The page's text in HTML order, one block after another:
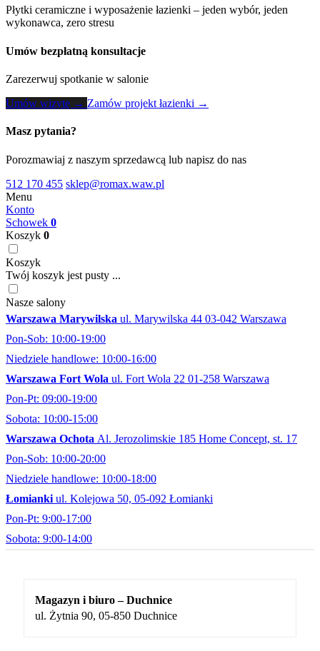
Płytki ceramiczne i wyposażenie łazienki – jeden wybór, jeden
wykonawca, zero stresu
Umów bezpłatną konsultacje
Zarezerwuj spotkanie w salonie
Umów wizytę → Zamów projekt łazienki →
Masz pytania?
Porozmawiaj z naszym sprzedawcą lub napisz do nas
512 170 455 sklep@romax.waw.pl
Menu
Konto
Schowek 0
Koszyk 0
Koszyk
Twój koszyk jest pusty ...
Nasze salony
Warszawa Marywilska ul. Marywilska 44 03-042 Warszawa
Pon-Sob: 10:00-19:00
Niedziele handlowe: 10:00-16:00
Warszawa Fort Wola ul. Fort Wola 22 01-258 Warszawa
Pon-Pt: 09:00-19:00
Sobota: 10:00-15:00
Warszawa Ochota Al. Jerozolimskie 185 Home Concept, st. 17
Pon-Sob: 10:00-20:00
Niedziele handlowe: 10:00-18:00
Łomianki ul. Kolejowa 50, 05-092 Łomianki
Pon-Pt: 9:00-17:00
Sobota: 9:00-14:00
Magazyn i biuro – Duchnice
ul. Żytnia 90, 05-850 Duchnice